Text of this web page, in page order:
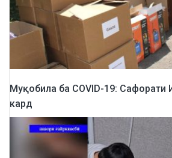
Муқобила ба COVID-19:
кард